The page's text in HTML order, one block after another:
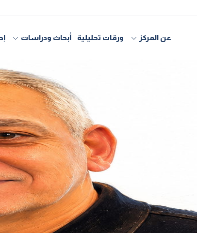
عن المركز ورقات تحليلية أبحاث ودراسات